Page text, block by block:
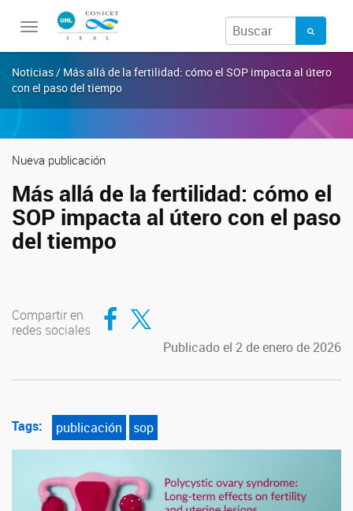
Toggle
Noticias / Más allá de la fertilidad: cómo el SOP impacta al útero
con el paso del tiempo
Nueva publicación
Más allá de la fertilidad: cómo el
SOP impacta al útero con el paso
del tiempo
Compartir en
redes sociales
Compartir en Facebook
Compartir en Twitter
Publicado el 2 de enero de 2026
Tags: publicación sop